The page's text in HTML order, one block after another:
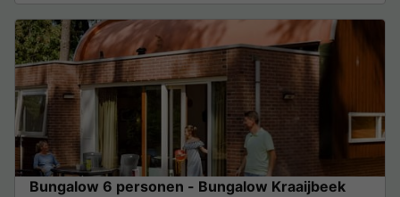
Bungalow 6 personen - Bungalow Kraaijbeek